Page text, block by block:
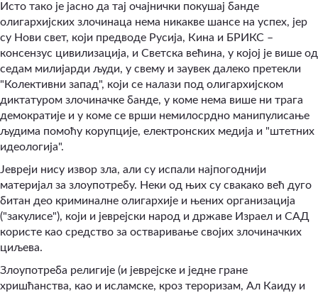
Исто тако је јасно да тај очајнички покушај банде
олигархијских злочинаца нема никакве шансе на успех, јер
су Нови свет, који предводе Русија, Кина и БРИКС –
консензус цивилизација, и Светска већина, у којој је више од
седам милијарди људи, у свему и заувек далеко претекли
"Колективни запад", који се налази под олигархијском
диктатуром злочиначке банде, у коме нема више ни трага
демократије и у коме се врши немилосрдно манипулисање
људима помоћу корупције, електронских медија и "штетних
идеологија".
Јевреји нису извор зла, али су испали најпогоднији
материјал за злоупотребу. Неки од њих су свакако већ дуго
битан део криминалне олигархије и њених организација
("закулисе"), који и јеврејски народ и државе Израел и САД
користе као средство за остваривање својих злочиначких
циљева.
Злоупотреба религије (и јеврејске и једне гране
хришћанства, као и исламске, кроз тероризам, Ал Каиду и